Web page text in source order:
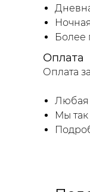
Более
Оплата
Оплата
Любая
Мы